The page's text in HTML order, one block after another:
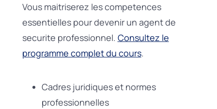
Vous maitriserez les competences
essentielles pour devenir un agent de
securite professionnel. Consultez le
programme complet du cours.
Cadres juridiques et normes
professionnelles